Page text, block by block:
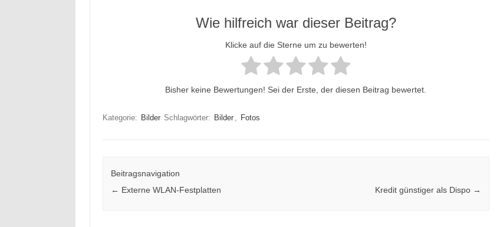
Wie hilfreich war dieser Beitrag?
Klicke auf die Sterne um zu bewerten!
Bisher keine Bewertungen! Sei der Erste, der diesen Beitrag bewertet.
Kategorie: Bilder Schlagwörter: Bilder Fotos
Beitragsnavigation
← Externe WLAN-Festplatten Kredit günstiger als Dispo →